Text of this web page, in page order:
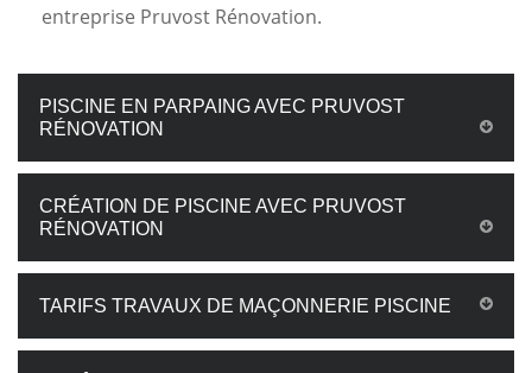
entreprise Pruvost Rénovation.
PISCINE EN PARPAING AVEC PRUVOST
RÉNOVATION
CRÉATION DE PISCINE AVEC PRUVOST
RÉNOVATION
TARIFS TRAVAUX DE MAÇONNERIE PISCINE